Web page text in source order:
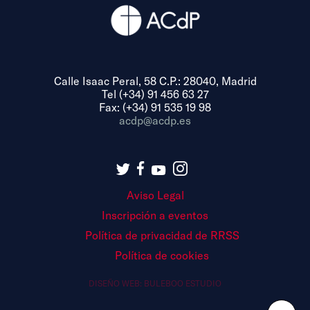
Calle Isaac Peral, 58 C.P.: 28040, Madrid
Tel (+34) 91 456 63 27
Fax: (+34) 91 535 19 98
acdp@acdp.es
Aviso Legal
Inscripción a eventos
Política de privacidad de RRSS
Política de cookies
DISEÑO WEB: BULEBOO ESTUDIO